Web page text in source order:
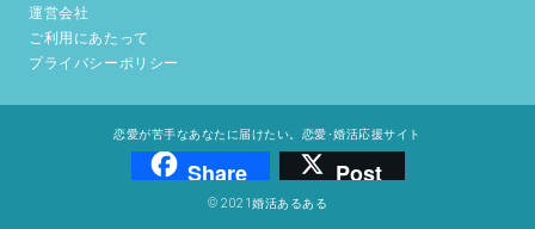
運営会社
ご利用にあたって
プライバシーポリシー
恋愛が苦手なあなたに届けたい。恋愛･婚活応援サイト
Share Post
© 2021婚活あるある